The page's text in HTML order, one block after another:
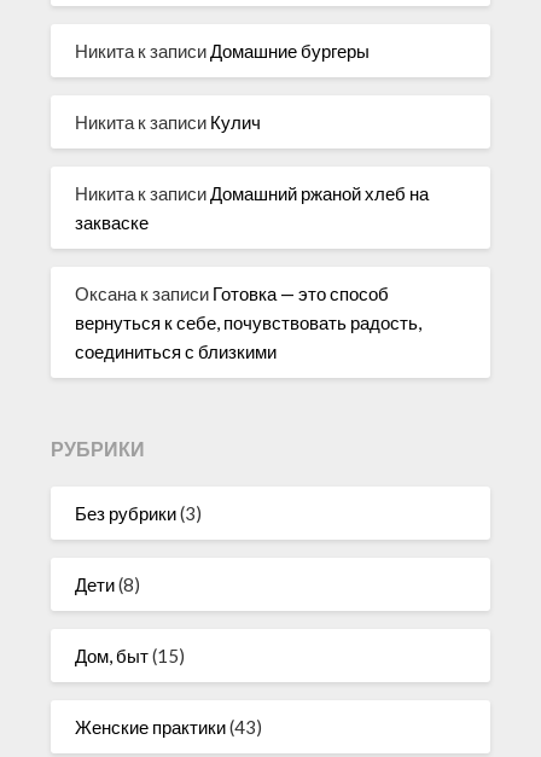
Никита к записиДомашние бургеры
Никита к записи Кулич
Никита к записиДомашний ржаной хлеб на
закваске
Оксана к записи Готовка — это способ
вернуться к себе, почувствовать радость,
соединиться с близкими
РУБРИКИ
Без рубрики(3)
Дети(8)
Дом, быт(15)
Женские практики(43)